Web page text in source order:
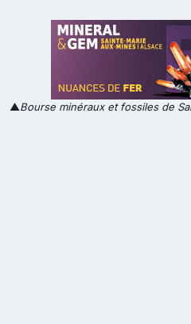
▲Bourse minéraux et fossiles de